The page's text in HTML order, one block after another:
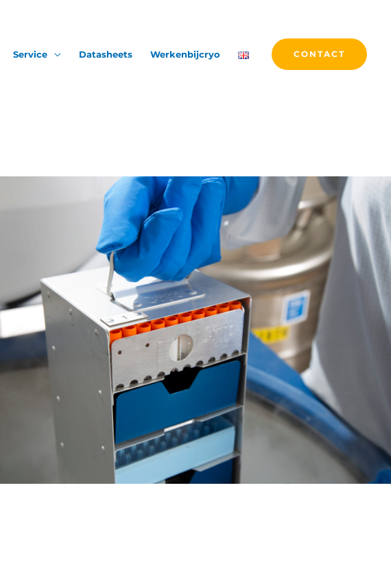
Service Datasheets Werkenbijcryo CONTACT